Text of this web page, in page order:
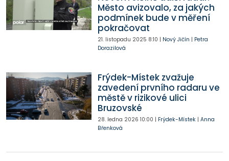
Město avizovalo, za jakých
podmínek bude v měření
pokračovat
21. listopadu 2025 8:10 | Nový Jičín | Petra
Dorazilová
Frýdek-Místek zvažuje
zavedení prvního radaru ve
městě v rizikové ulici
Bruzovské
28. ledna 2026 10:00 | Frýdek-Místek| Anna
Břenková